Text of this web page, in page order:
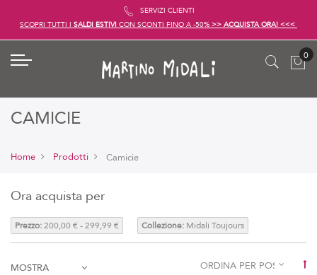
SERVIZI CLIENTI
SCOPRI TUTTI I SALDI ESTIVI CON SCONTI FINO A -50% >> ACQUISTA ORA! <<<
CAMICIE
Home Prodotti Camicie
Ora acquista per
Prezzo:200,00 € - 299,99 € Collezione: Midali Toujours
MOSTRA